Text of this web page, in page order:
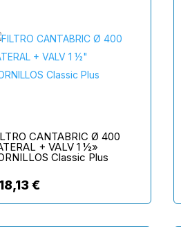
CANTABRIC Ø 400
+ VALV 1 ½»
Classic Plus
€